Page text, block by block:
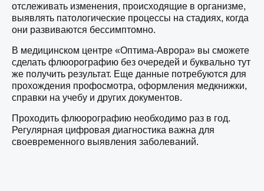
отслеживать изменения, происходящие в организме,
выявлять патологические процессы на стадиях, когда
они развиваются бессимптомно.
В медицинском центре «Оптима-Аврора» вы сможете
сделать флюорографию без очередей и буквально тут
же получить результат. Еще данные потребуются для
прохождения профосмотра, оформления медкнижки,
справки на учебу и других документов.
Проходить флюорографию необходимо раз в год.
Регулярная цифровая диагностика важна для
своевременного выявления заболеваний.